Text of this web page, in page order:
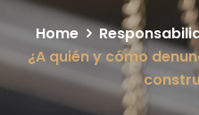
Home
¿A quién y cómo